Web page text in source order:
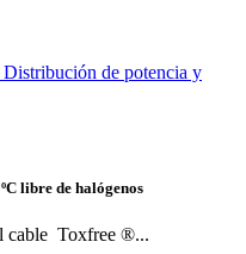
Distribución de potencia y
libre de halógenos
cable Toxfree ®...